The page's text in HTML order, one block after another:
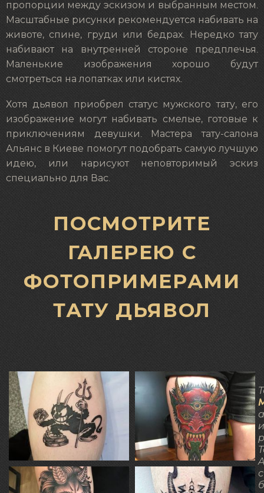
пропорции между эскизом и выбранным местом.
Масштабные рисунки рекомендуется набивать на
животе, спине, груди или бедрах. Нередко тату
набивают на внутренней стороне предплечья.
Маленькие изображения хорошо будут
смотреться на лопатках или кистях.
Хотя дьявол приобрел статус мужского тату, его
изображение могут набивать смелые, готовые к
приключениям девушки. Мастера тату-салона
Альянс в Киеве помогут подобрать самую лучшую
идею, или нарисуют неповторимый эскиз
специально для Вас.
ПОСМОТРИТЕ
ГАЛЕРЕЮ С
ФОТОПРИМЕРАМИ
ТАТУ ДЬЯВОЛ
и
с